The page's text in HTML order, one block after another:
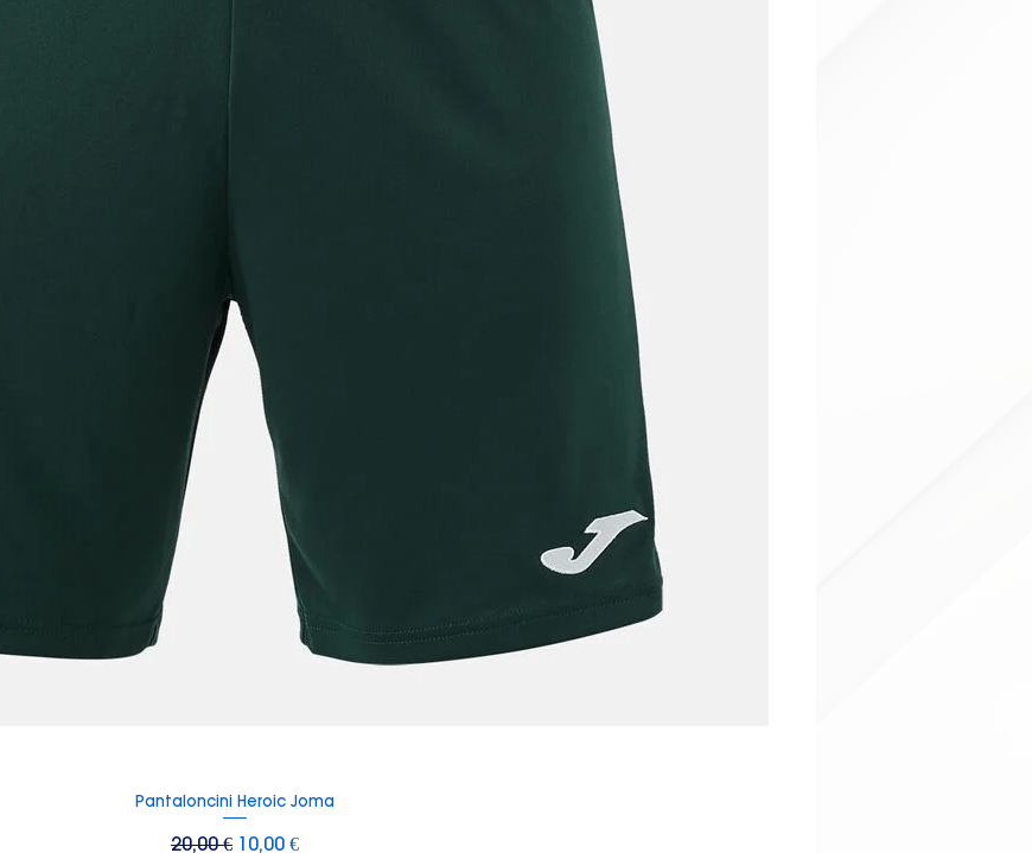
Vista rapida
Pantaloncini Heroic Joma
Prezzo regolare
20,00 € Prezzo scontato
10,00 €